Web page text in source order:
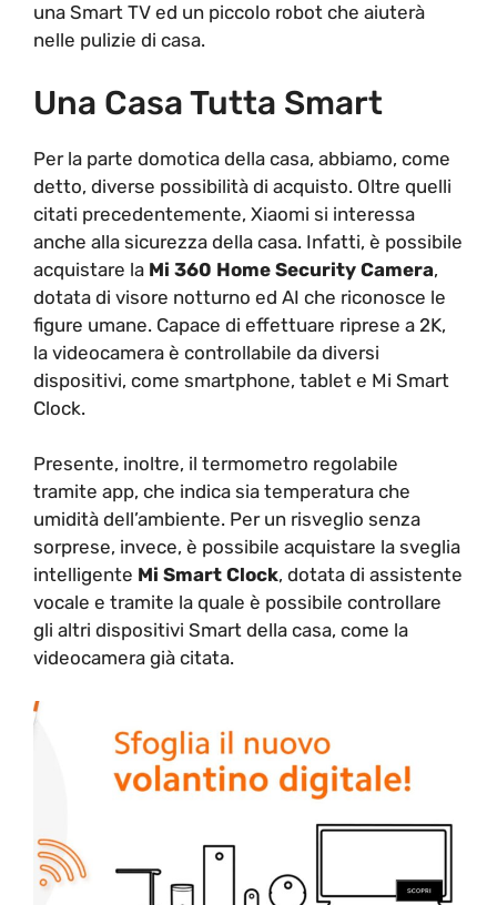
una Smart TV ed un piccolo robot che aiuterà
nelle pulizie di casa.
Una Casa Tutta Smart
Per la parte domotica della casa, abbiamo, come
detto, diverse possibilità di acquisto. Oltre quelli
citati precedentemente, Xiaomi si interessa
anche alla sicurezza della casa. Infatti, è possibile
acquistare la Mi 360 Home Security Camera,
dotata di visore notturno ed AI che riconosce le
figure umane. Capace di effettuare riprese a 2K,
la videocamera è controllabile da diversi
dispositivi, come smartphone, tablet e Mi Smart
Clock.
Presente, inoltre, il termometro regolabile
tramite app, che indica sia temperatura che
umidità dell’ambiente. Per un risveglio senza
sorprese, invece, è possibile acquistare la sveglia
intelligente Mi Smart Clock, dotata di assistente
vocale e tramite la quale è possibile controllare
gli altri dispositivi Smart della casa, come la
videocamera già citata.